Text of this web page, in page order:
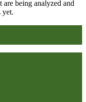
are being analyzed and
yet.